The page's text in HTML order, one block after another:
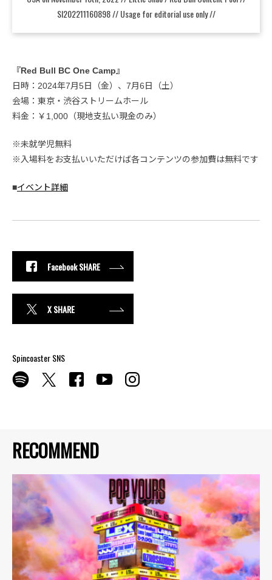
RECOMMEND
SI202211160898 // Usage for editorial use only //
『Red Bull BC One Camp』
日時：2024年7月5日（金）、7月6日（土）
会場：東京・渋谷ストリームホール
料金：￥1,000（現地支払い現金のみ）
※未就学児無料
※入場料をお支払いいただけば各コンテンツの参加費は無料です
■イベント詳細
Facebook SHARE
X SHARE
Spincoaster SNS